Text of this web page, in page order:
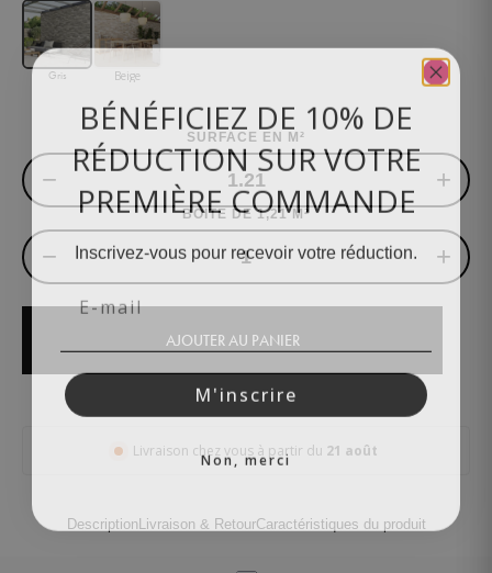
Gris Beige
SURFACE EN M²
− +
BOITE DE 1,21 M²
− +
AJOUTER AU PANIER
Livraison chez vous à partir du 21 août
Description Livraison & RetourCaractéristiques du produit
BÉNÉFICIEZ DE 10% DE
RÉDUCTION SUR VOTRE
PREMIÈRE COMMANDE
Inscrivez-vous pour recevoir votre réduction.
Email
M'inscrire
Non, merci